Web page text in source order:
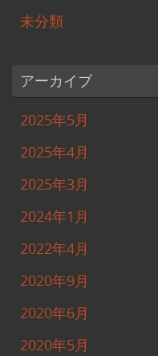
未分類
アーカイブ
2025年5月
2025年4月
2025年3月
2024年1月
2022年4月
2020年9月
2020年6月
2020年5月